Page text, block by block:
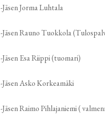
-Jäsen Jorma Luhtala
-Jäsen Rauno Tuokkola
-Jäsen Esa Riippi (tuomari)
-Jäsen Asko Korkeamäki
-Jäsen Raimo Pihlajaniemi (